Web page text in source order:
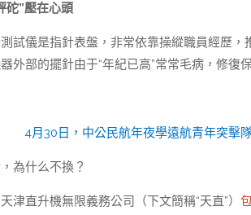
砣”壓在心頭
測試儀是指針表盤，非常依靠操縱職員經歷，
外部的擺針由于“年紀已高”常常毛病，修復
4月30日，中公民航年夜學遠航青年突擊
為什么不換？
津直升機無限義務公司（下文簡稱“天直”）